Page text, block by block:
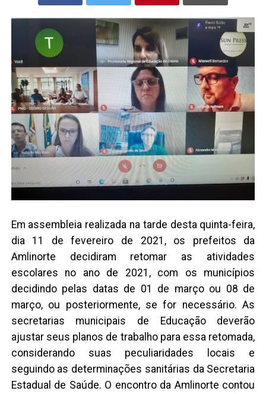
Em assembleia realizada na tarde desta quinta-feira,
dia 11 de fevereiro de 2021, os prefeitos da
Amlinorte decidiram retomar as atividades
escolares no ano de 2021, com os municípios
decidindo pelas datas de 01 de março ou 08 de
março, ou posteriormente, se for necessário. As
secretarias municipais de Educação deverão
ajustar seus planos de trabalho para essa retomada,
considerando suas peculiaridades locais e
seguindo as determinações sanitárias da Secretaria
Estadual de Saúde. O encontro da Amlinorte contou